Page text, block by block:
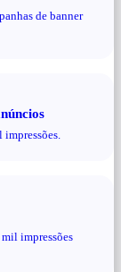
de banner
impressões.
impressões